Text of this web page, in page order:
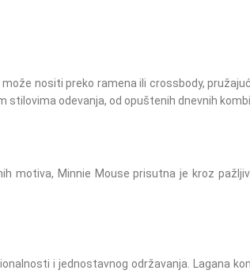
nositi preko ramena ili crossbody,
odevanja, od opuštenih dnevnih
motiva, Minnie Mouse prisutna je kroz
i jednostavnog održavanja. Lagana